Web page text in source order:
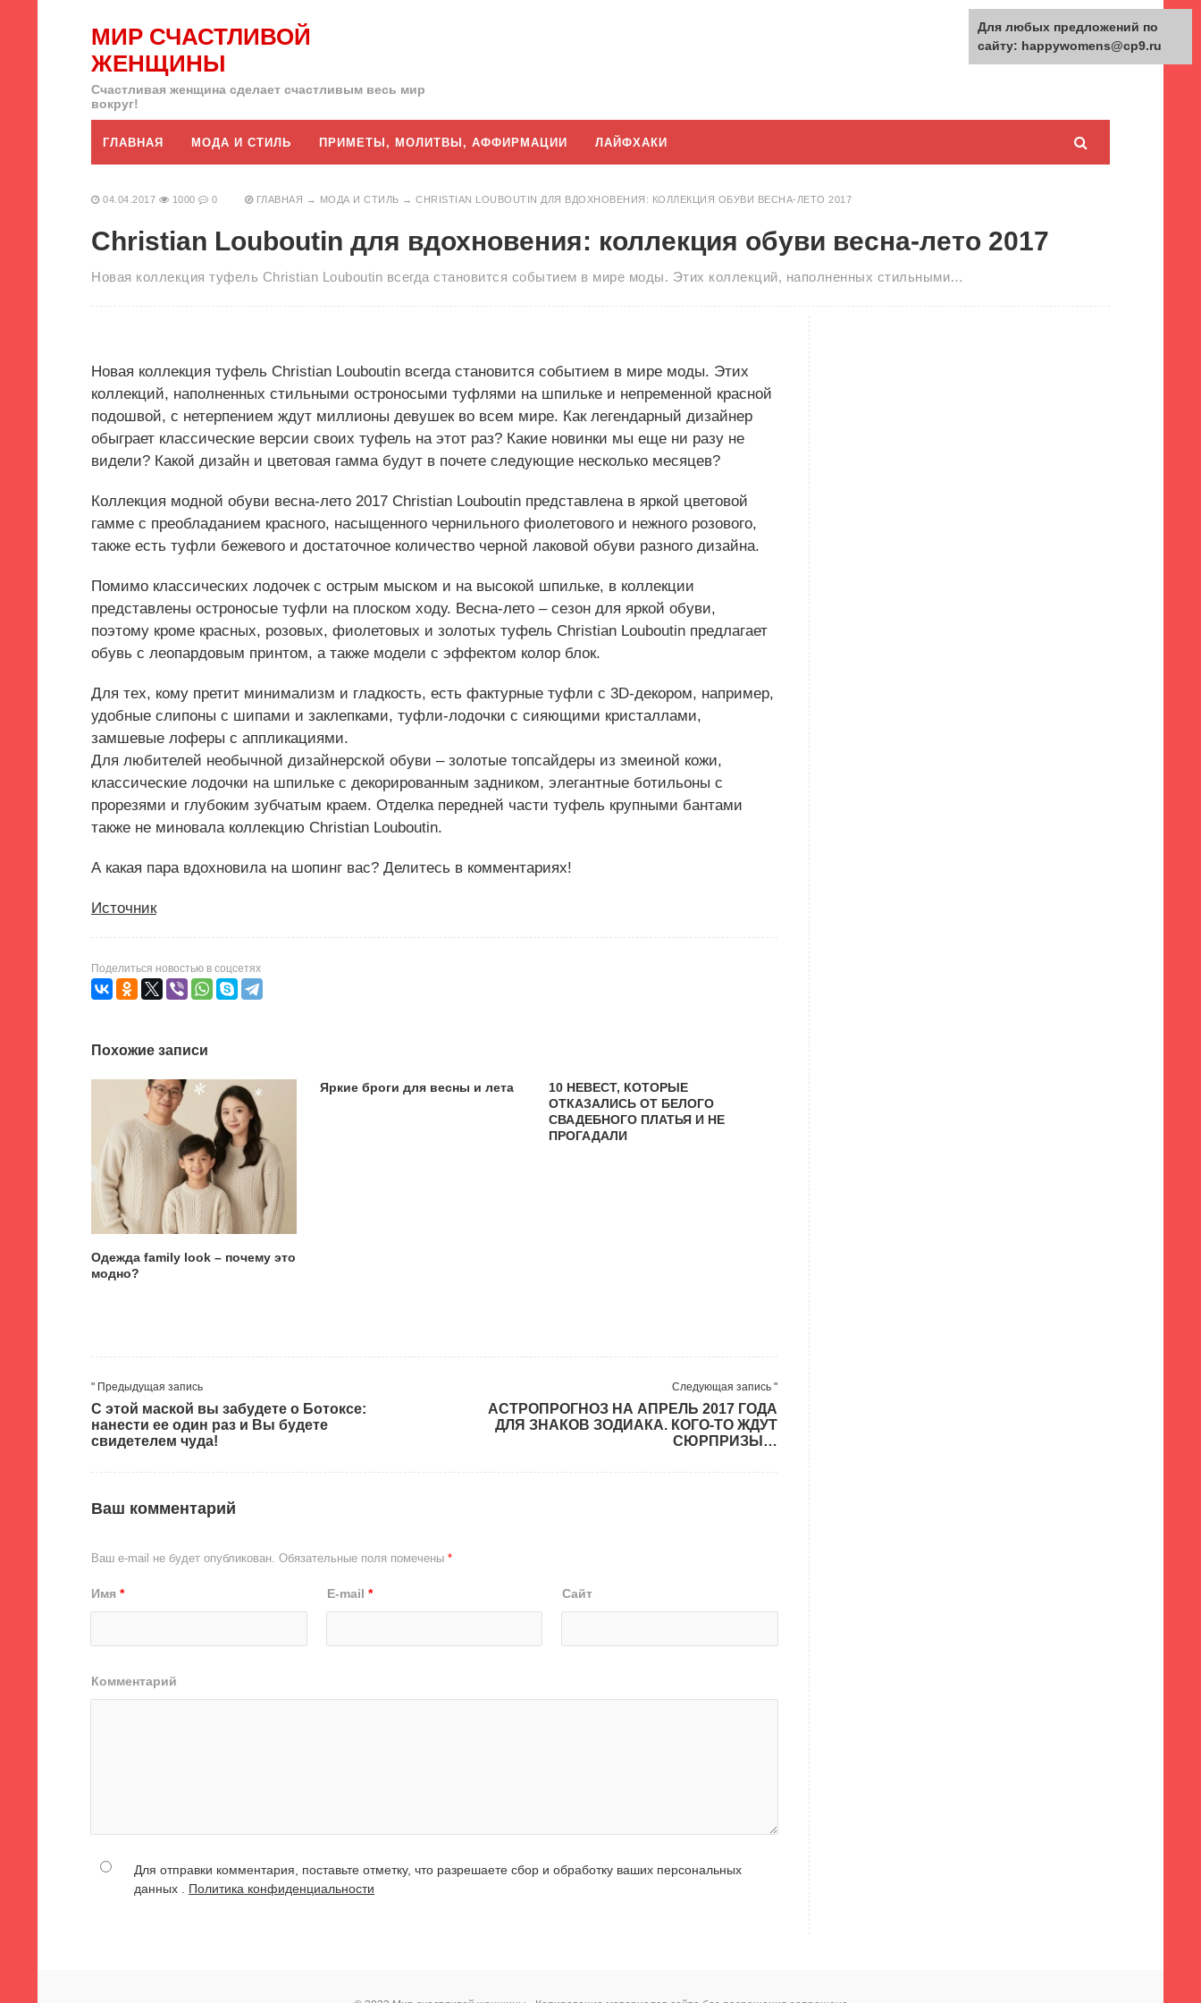
МИР СЧАСТЛИВОЙ
ЖЕНЩИНЫ
Счастливая женщина сделает счастливым весь мир
вокруг!
ГЛАВНАЯ МОДА И СТИЛЬ ПРИМЕТЫ, МОЛИТВЫ, АФФИРМАЦИИ ЛАЙФХАКИ
04.04.2017 1000 0 ГЛАВНАЯ → МОДА И СТИЛЬ → CHRISTIAN LOUBOUTIN ДЛЯ ВДОХНОВЕНИЯ: КОЛЛЕКЦИЯ ОБУВИ ВЕСНА-ЛЕТО 2017
Christian Louboutin для вдохновения: коллекция обуви весна-лето 2017
Новая коллекция туфель Christian Louboutin всегда становится событием в мире моды. Этих коллекций, наполненных стильными…
Новая коллекция туфель Christian Louboutin всегда становится событием в мире моды. Этих
коллекций, наполненных стильными остроносыми туфлями на шпильке и непременной красной
подошвой, с нетерпением ждут миллионы девушек во всем мире. Как легендарный дизайнер
обыграет классические версии своих туфель на этот раз? Какие новинки мы еще ни разу не
видели? Какой дизайн и цветовая гамма будут в почете следующие несколько месяцев?
Коллекция модной обуви весна-лето 2017 Christian Louboutin представлена в яркой цветовой
гамме с преобладанием красного, насыщенного чернильного фиолетового и нежного розового,
также есть туфли бежевого и достаточное количество черной лаковой обуви разного дизайна.
Помимо классических лодочек с острым мыском и на высокой шпильке, в коллекции
представлены остроносые туфли на плоском ходу. Весна-лето – сезон для яркой обуви,
поэтому кроме красных, розовых, фиолетовых и золотых туфель Christian Louboutin предлагает
обувь с леопардовым принтом, а также модели с эффектом колор блок.
Для тех, кому претит минимализм и гладкость, есть фактурные туфли с 3D-декором, например,
удобные слипоны с шипами и заклепками, туфли-лодочки с сияющими кристаллами,
замшевые лоферы с аппликациями.
Для любителей необычной дизайнерской обуви – золотые топсайдеры из змеиной кожи,
классические лодочки на шпильке с декорированным задником, элегантные ботильоны с
прорезями и глубоким зубчатым краем. Отделка передней части туфель крупными бантами
также не миновала коллекцию Christian Louboutin.
А какая пара вдохновила на шопинг вас? Делитесь в комментариях!
Источник
Поделиться новостью в соцсетях
Похожие записи
Одежда family look – почему это
модно?
Яркие броги для весны и лета
10 НЕВЕСТ, КОТОРЫЕ
ОТКАЗАЛИСЬ ОТ БЕЛОГО
СВАДЕБНОГО ПЛАТЬЯ И НЕ
ПРОГАДАЛИ
" Предыдущая запись
С этой маской вы забудете о Ботоксе:
нанести ее один раз и Вы будете
свидетелем чуда!
Следующая запись "
АСТРОПРОГНОЗ НА АПРЕЛЬ 2017 ГОДА
ДЛЯ ЗНАКОВ ЗОДИАКА. КОГО-ТО ЖДУТ
СЮРПРИЗЫ…
Ваш комментарий
Ваш e-mail не будет опубликован. Обязательные поля помечены *
Имя * E-mail * Сайт
Комментарий
Для отправки комментария, поставьте отметку, что разрешаете сбор и обработку ваших персональных
данных . Политика конфиденциальности
Для любых предложений по
сайту: happywomens@cp9.ru